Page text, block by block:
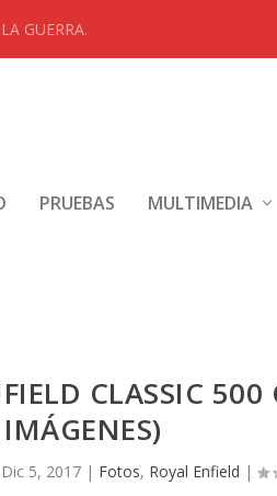
GUERRA.
PRUEBAS MULTIMEDIA
CLASSIC
Dic 5, 2017| Fotos, Royal Enfield |